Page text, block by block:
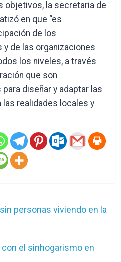
objetivos, la secretaria de
en que “es
de los
de las organizaciones
los niveles, a través
que son
diseñar y adaptar las
realidades locales y
personas viviendo en la
el sinhogarismo en